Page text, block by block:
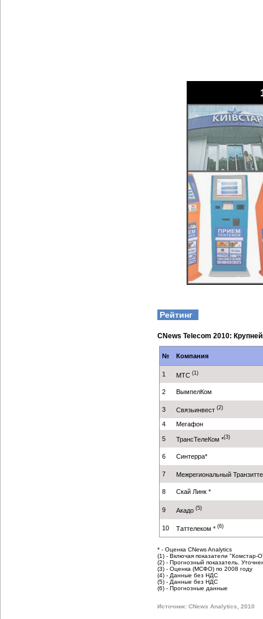
Рейтинг
CNews Telecom 2010:
№ Компания
1 МТС (1)
2 ВымпелКом
3 Связьинвест (2)
4 Мегафон
5 ТрансТелеКом *(3)
6 Синтерра*
7 Межрегиональный
8 Скай Линк *
9 Акадо (5)
10 Таттелеком * (6)
* - Оценка CNews Analytics
(1) - Включая показатели "Комстар-
(2) - Прогнозный показатель.
(3) - Оценка (МСФО) по 2008 году
(4) - Данные без НДС
(5) - Данные без НДС
(6) - Прогнозные данные
Источник: CNews Analytics, 2010